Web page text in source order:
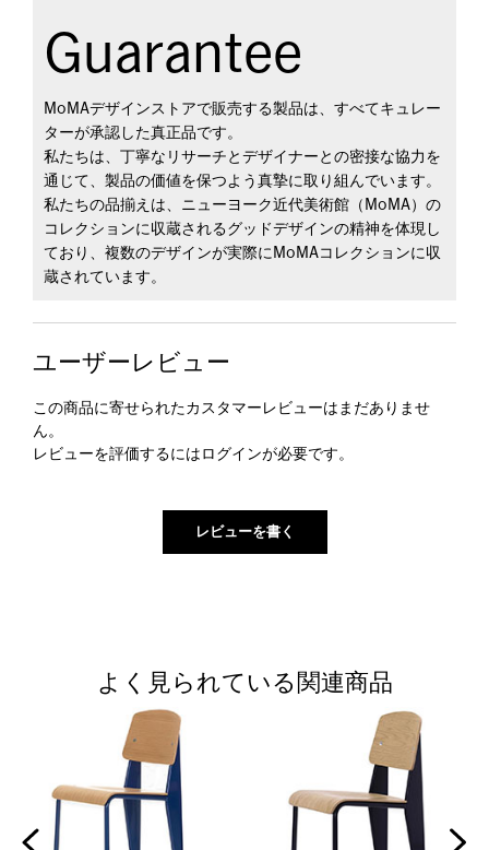
Guarantee
MoMAデザインストアで販売する製品は、すべてキュレー
ターが承認した真正品です。
私たちは、丁寧なリサーチとデザイナーとの密接な協力を
通じて、製品の価値を保つよう真摯に取り組んでいます。
私たちの品揃えは、ニューヨーク近代美術館（MoMA）の
コレクションに収蔵されるグッドデザインの精神を体現し
ており、複数のデザインが実際にMoMAコレクションに収
蔵されています。
ユーザーレビュー
この商品に寄せられたカスタマーレビューはまだありませ
ん。
レビューを評価するには ログインが必要です。
よく見られている関連商品